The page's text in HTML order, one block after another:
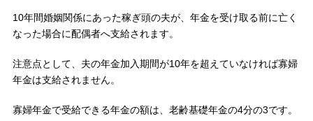
10年間婚姻関係にあった稼ぎ頭の夫が、年金を受け取る前に亡く
なった場合に配偶者へ支給されます。
注意点として、夫の年金加入期間が10年を超えていなければ寡婦
年金は支給されません。
寡婦年金で受給できる年金の額は、老齢基礎年金の4分の3です。